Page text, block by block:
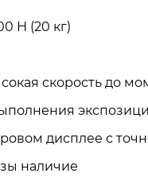
Н (20 кг)
скорость до
дисплее с
наличие